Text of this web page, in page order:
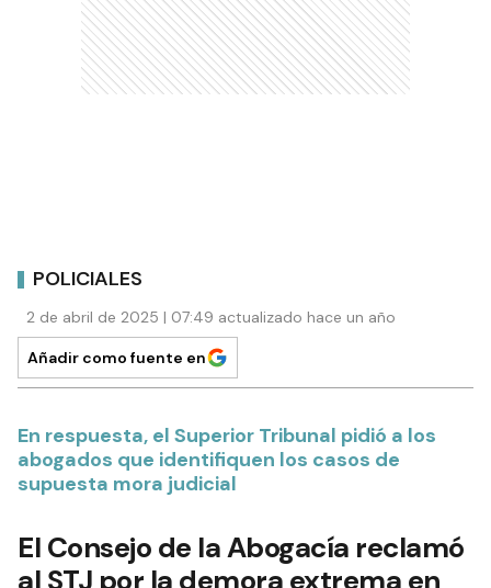
POLICIALES
2 de abril de 2025 | 07:49 actualizado hace un año
Añadir como fuente en
En respuesta, el Superior Tribunal pidió a los
abogados que identifiquen los casos de
supuesta mora judicial
El Consejo de la Abogacía reclamó
al STJ por la demora extrema en